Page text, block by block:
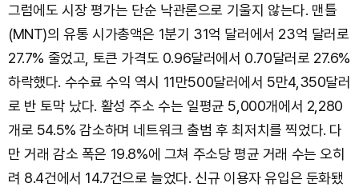
그럼에도 시장 평가는 단순 낙관론으로 기울지 않는다. 맨틀
(MNT)의 유통 시가총액은 1분기 31억 달러에서 23억 달러로
27.7% 줄었고, 토큰 가격도 0.96달러에서 0.70달러로 27.6%
하락했다. 수수료 수익 역시 11만500달러에서 5만4,350달러
로 반 토막 났다. 활성 주소 수는 일평균 5,000개에서 2,280
개로 54.5% 감소하며 네트워크 출범 후 최저치를 찍었다. 다
만 거래 감소 폭은 19.8%에 그쳐 주소당 평균 거래 수는 오히
려 8.4건에서 14.7건으로 늘었다. 신규 이용자 유입은 둔화됐